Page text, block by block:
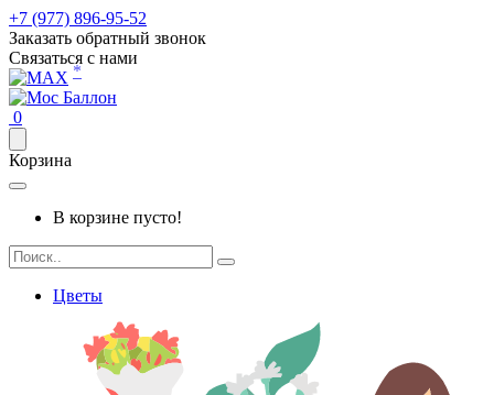
+7 (977) 896-95-52
Заказать обратный звонок
Связаться с нами
*
0
Корзина
В корзине пусто!
Цветы